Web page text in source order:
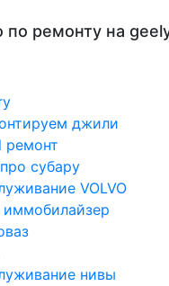
по ремонту на
джили
ремонт
субару
VOLVO
нивы